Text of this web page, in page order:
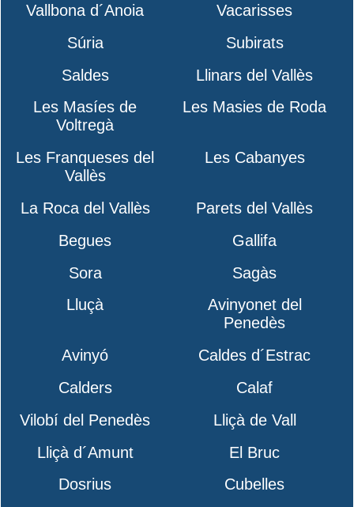
Vallbona d´Anoia
Vacarisses
Súria
Subirats
Saldes
Llinars del Vallès
Les Masíes de
Voltregà
Les Masies de Roda
Les Franqueses del
Vallès
Les Cabanyes
La Roca del Vallès
Parets del Vallès
Begues
Gallifa
Sora
Sagàs
Lluçà
Avinyonet del
Penedès
Avinyó
Caldes d´Estrac
Calders
Calaf
Vilobí del Penedès
Lliçà de Vall
Lliçà d´Amunt
El Bruc
Dosrius
Cubelles